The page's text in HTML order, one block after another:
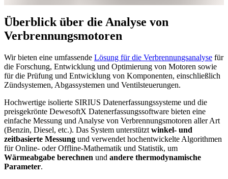
Überblick über die Analyse von
Verbrennungsmotoren
Wir bieten eine umfassende Lösung für die Verbrennungsanalyse für
die Forschung, Entwicklung und Optimierung von Motoren sowie
für die Prüfung und Entwicklung von Komponenten, einschließlich
Zündsystemen, Abgassystemen und Ventilsteuerungen.
Hochwertige isolierte SIRIUS Datenerfassungssysteme und die
preisgekrönte DewesoftX Datenerfassungssoftware bieten eine
einfache Messung und Analyse von Verbrennungsmotoren aller Art
(Benzin, Diesel, etc.). Das System unterstützt winkel- und
zeitbasierte Messung und verwendet hochentwickelte Algorithmen
für Online- oder Offline-Mathematik und Statistik, um
Wärmeabgabe berechnen und andere thermodynamische
Parameter.